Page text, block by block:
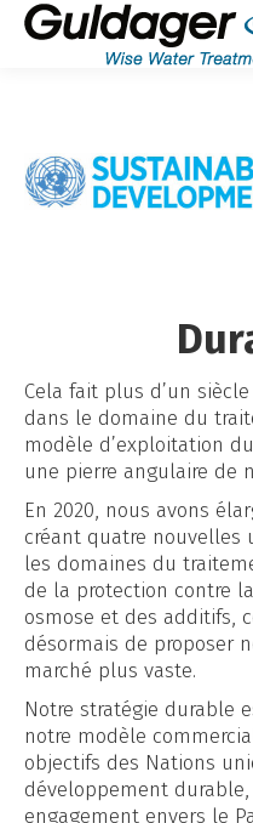
Cela fait plus d’un
dans le domaine du
modèle d’exploitation
une pierre angulaire de
En 2020, nous avons
créant quatre nouvelles
les domaines du
de la protection contre
osmose et des additifs,
désormais de proposer
marché plus vaste.
Notre stratégie durable
notre modèle
objectifs des Nations
développement
engagement envers le